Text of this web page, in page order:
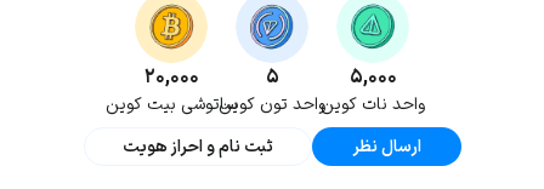
۵,۰۰۰
واحد نات کوین
۵
واحد تون کوین
۲۰,۰۰۰
ساتوشی بیت کوین
ارسال نظر
ثبت نام و احراز هویت